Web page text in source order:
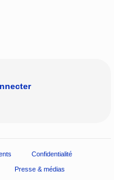
Confidentialité
Presse & médias